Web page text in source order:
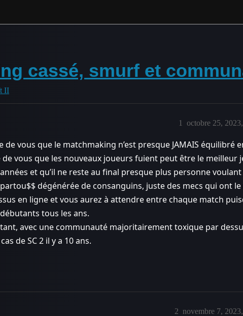
cassé, smurf et
II
octobre 25,
1
de vous que le matchmaking n’est presque JAMAIS équilibré
de vous que les nouveaux joueurs fuient peut être le meilleur
et qu’il ne reste au final presque plus personne voulant
dégénérée de consanguins, juste des mecs qui ont le
en ligne et vous aurez à attendre entre chaque match
tous les ans.
avec une communauté majoritairement toxique par
de SC 2 il y a 10 ans.
novembre 7,
2